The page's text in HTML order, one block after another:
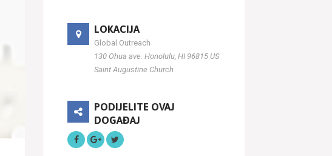
LOKACIJA
Global Outreach
130 Ohua ave. Honolulu, HI 96815 US
Saint Augustine Church
PODIJELITE OVAJ
DOGAĐAJ